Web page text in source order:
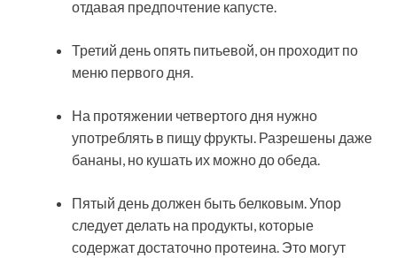
отдавая предпочтение капусте.
Третий день опять питьевой, он проходит по
меню первого дня.
На протяжении четвертого дня нужно
употреблять в пищу фрукты. Разрешены даже
бананы, но кушать их можно до обеда.
Пятый день должен быть белковым. Упор
следует делать на продукты, которые
содержат достаточно протеина. Это могут